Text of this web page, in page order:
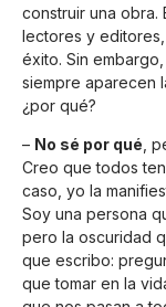
construir una obra.
lectores y
éxito. Sin
siempre aparecen
¿por qué?
– No sé por qué ,
Creo que todos
caso, yo la
Soy una persona
pero la oscuridad
que escribo:
que tomar en la